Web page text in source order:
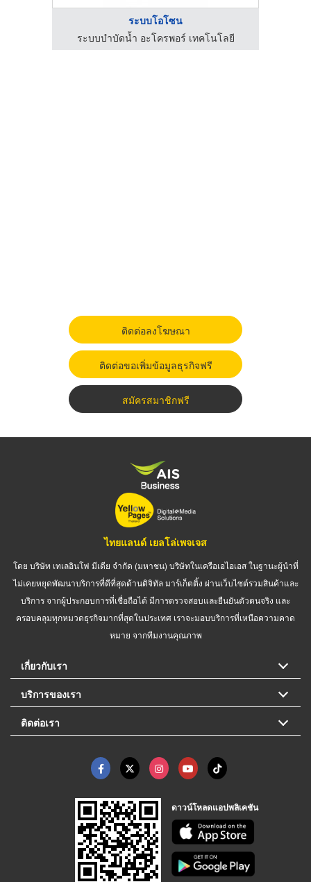
ระบบโอโซน
ระบบบำบัดน้ำ อะโครพอร์ เทคโนโลยี
ติดต่อลงโฆษณา
ติดต่อขอเพิ่มข้อมูลธุรกิจฟรี
สมัครสมาชิกฟรี
ไทยแลนด์ เยลโล่เพจเจส
โดย บริษัท เทเลอินโฟ มีเดีย จำกัด (มหาชน) บริษัทในเครือเอไอเอส ในฐานะผู้นำที่
ไม่เคยหยุดพัฒนาบริการที่ดีที่สุดด้านดิจิทัล มาร์เก็ตติ้ง ผ่านเว็บไซต์รวมสินค้าและ
บริการ จากผู้ประกอบการที่เชื่อถือได้ มีการตรวจสอบและยืนยันตัวตนจริง และ
ครอบคลุมทุกหมวดธุรกิจมากที่สุดในประเทศ เราจะมอบบริการที่เหนือความคาด
หมาย จากทีมงานคุณภาพ
เกี่ยวกับเรา
บริการของเรา
ติดต่อเรา
ดาวน์โหลดแอปพลิเคชัน